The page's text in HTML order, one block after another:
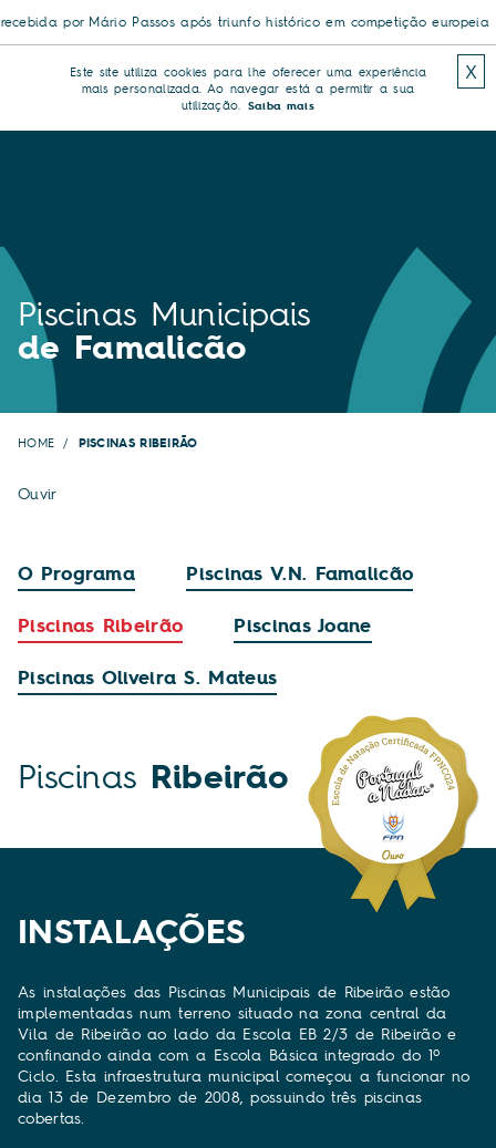
após triunfo histórico em competição europeia Novas piscinas
Este site utiliza cookies para lhe oferecer uma experiência
mais personalizada. Ao navegar está a permitir a sua
utilização. Saiba mais
X
Piscinas Municipais
de Famalicão
HOME PISCINAS RIBEIRÃO
Ouvir
O Programa
Piscinas V.N. Famalicão
Piscinas Ribeirão
Piscinas Joane
Piscinas Oliveira S. Mateus
Piscinas Ribeirão
INSTALAÇÕES
As instalações das Piscinas Municipais de Ribeirão estão
implementadas num terreno situado na zona central da
Vila de Ribeirão ao lado da Escola EB 2/3 de Ribeirão e
confinando ainda com a Escola Básica integrado do 1º
Ciclo. Esta infraestrutura municipal começou a funcionar no
dia 13 de Dezembro de 2008, possuindo três piscinas
cobertas.